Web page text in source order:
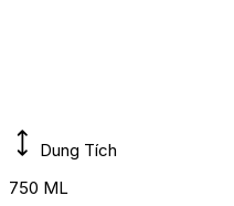
Dung Tích
750 ML